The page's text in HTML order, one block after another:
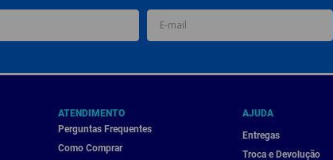
ATENDIMENTO
Perguntas Frequentes
Como Comprar
AJUDA
Entregas
Troca e Devolução